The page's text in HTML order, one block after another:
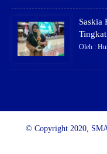
Saskia
Oleh :
© Copyright 2020,